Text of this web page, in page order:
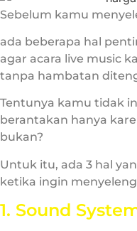
Sebelum kamu
ada beberapa hal
agar acara live music
tanpa hambatan
Tentunya kamu tidak
berantakan hanya
bukan?
Untuk itu, ada 3 hal
ketika ingin
1. Sound